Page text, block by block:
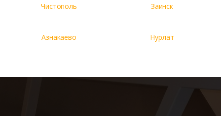
Чистополь Заинск
Азнакаево Нурлат